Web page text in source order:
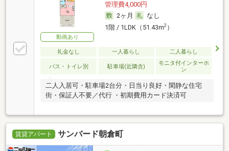
動画あり
管理費4,000円
2ヶ月
なし
1階 / 1LDK（51.43m2）
礼金なし 一人暮らし 二人暮らし
バス・トイレ別 駐車場(近隣含)
モニタ付インターホ
ン
二人入居可・駐車場2台分・日当り良好・閑静な住宅
街・保証人不要／代行 ・初期費用カード決済可
賃貸アパート サンバード朝倉町